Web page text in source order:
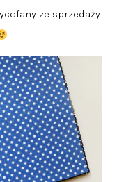
ze sprzedaży.